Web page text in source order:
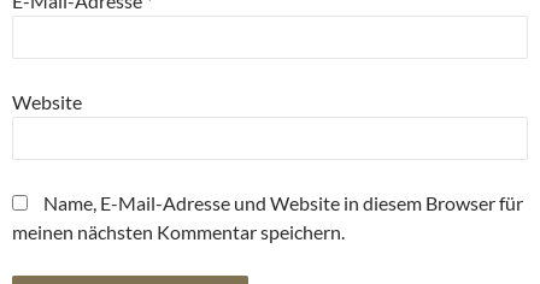
Website
Name, E-Mail-Adresse und Website in diesem Browser für
meinen nächsten Kommentar speichern.